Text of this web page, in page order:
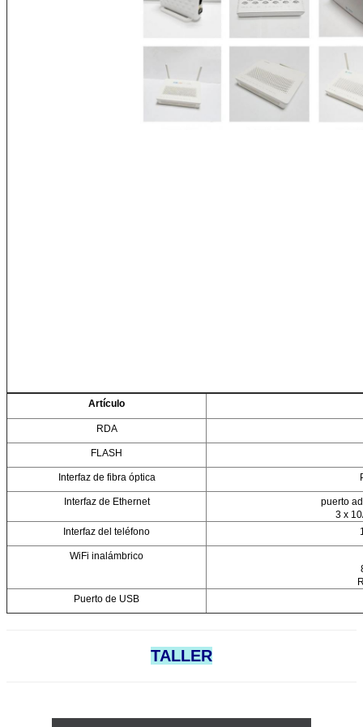
Deja un
¡Te
Artículo
RDA
FLASH
Interfaz de fibra óptica
Interfaz de Ethernet
puerto
3 x
Interfaz del teléfono
WiFi inalámbrico
Puerto de USB
TALLER